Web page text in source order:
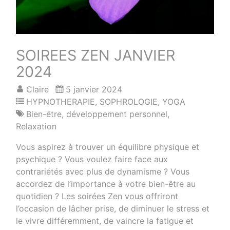
SOIREES ZEN JANVIER
2024
Claire
5 janvier 2024
HYPNOTHERAPIE, SOPHROLOGIE,YOGA
Bien-être, développement personnel,
Relaxation
Vous aspirez à trouver un équilibre physique et
psychique ? Vous voulez faire face aux
contrariétés avec plus de dynamisme ? Vous
accordez de l’importance à votre bien-être au
quotidien ? Les soirées Zen vous offriront
l’occasion de lâcher prise, de diminuer le stress et
le vivre différemment, de vaincre la fatigue et